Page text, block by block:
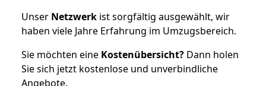
Unser Netzwerk ist sorgfältig ausgewählt, wir
haben viele Jahre Erfahrung im Umzugsbereich.
Sie möchten eine Kostenübersicht? Dann holen
Sie sich jetzt kostenlose und unverbindliche
Angebote.